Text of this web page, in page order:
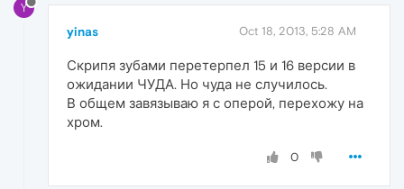
Y
yinas Oct 18, 2013, 5:28 AM
Скрипя зубами перетерпел 15 и 16 версии в
ожидании ЧУДА. Но чуда не случилось.
В общем завязываю я с оперой, перехожу на
хром.
0